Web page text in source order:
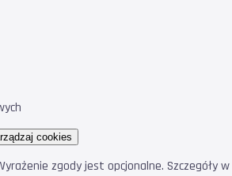
cookies
zgody jest opcjonalne. Szczegóły w